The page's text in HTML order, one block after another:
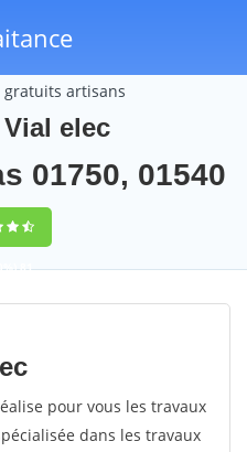
gratuits artisans
elec
01750, 01540
81
pour vous les travaux
dans les travaux